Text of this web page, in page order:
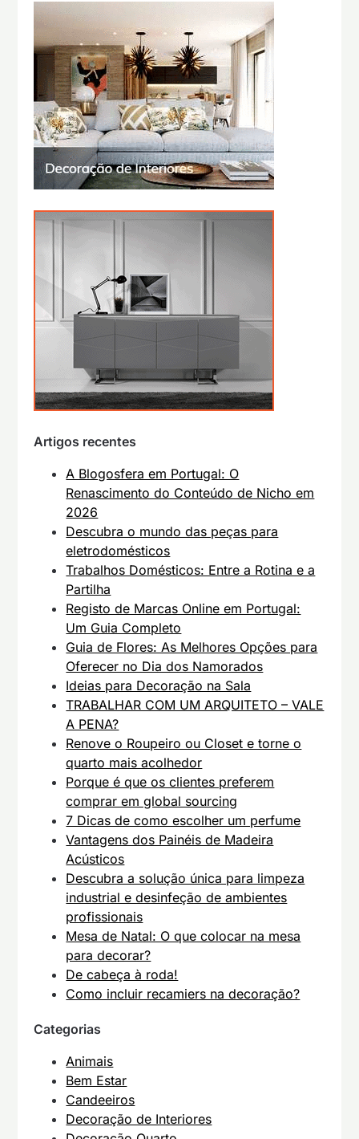
Artigos recentes
A Blogosfera em Portugal: O
Renascimento do Conteúdo de Nicho em
2026
Descubra o mundo das peças para
eletrodomésticos
Trabalhos Domésticos: Entre a Rotina e a
Partilha
Registo de Marcas Online em Portugal:
Um Guia Completo
Guia de Flores: As Melhores Opções para
Oferecer no Dia dos Namorados
Ideias para Decoração na Sala
TRABALHAR COM UM ARQUITETO – VALE
A PENA?
Renove o Roupeiro ou Closet e torne o
quarto mais acolhedor
Porque é que os clientes preferem
comprar em global sourcing
7 Dicas de como escolher um perfume
Vantagens dos Painéis de Madeira
Acústicos
Descubra a solução única para limpeza
industrial e desinfeção de ambientes
profissionais
Mesa de Natal: O que colocar na mesa
para decorar?
De cabeça à roda!
Como incluir recamiers na decoração?
Categorias
Animais
Bem Estar
Candeeiros
Decoração de Interiores